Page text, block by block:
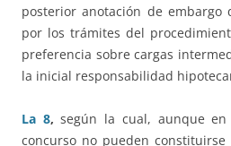
posterior anotación de embargo
por los trámites del
preferencia sobre cargas
la inicial responsabilidad
La 8,según la cual, aunque
concurso no pueden